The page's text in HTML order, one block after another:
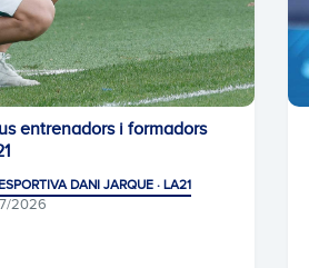
entrenadors i formadors
DANI JARQUE · LA21
2026